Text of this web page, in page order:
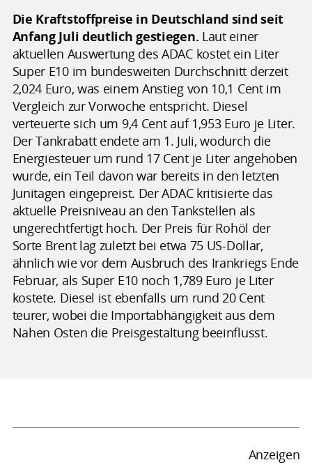
Die Kraftstoffpreise in Deutschland sind seit
Anfang Juli deutlich gestiegen. Laut einer
aktuellen Auswertung des ADAC kostet ein Liter
Super E10 im bundesweiten Durchschnitt derzeit
2,024 Euro, was einem Anstieg von 10,1 Cent im
Vergleich zur Vorwoche entspricht. Diesel
verteuerte sich um 9,4 Cent auf 1,953 Euro je Liter.
Der Tankrabatt endete am 1. Juli, wodurch die
Energiesteuer um rund 17 Cent je Liter angehoben
wurde, ein Teil davon war bereits in den letzten
Junitagen eingepreist. Der ADAC kritisierte das
aktuelle Preisniveau an den Tankstellen als
ungerechtfertigt hoch. Der Preis für Rohöl der
Sorte Brent lag zuletzt bei etwa 75 US-Dollar,
ähnlich wie vor dem Ausbruch des Irankriegs Ende
Februar, als Super E10 noch 1,789 Euro je Liter
kostete. Diesel ist ebenfalls um rund 20 Cent
teurer, wobei die Importabhängigkeit aus dem
Nahen Osten die Preisgestaltung beeinflusst.
Anzeigen